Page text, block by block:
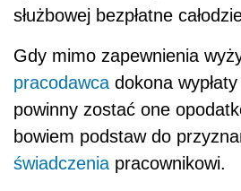
służbowej bezpłatne
Gdy mimo zapewnienia
pracodawca dokona
powinny zostać one
bowiem podstaw do
świadczenia pracownikowi.